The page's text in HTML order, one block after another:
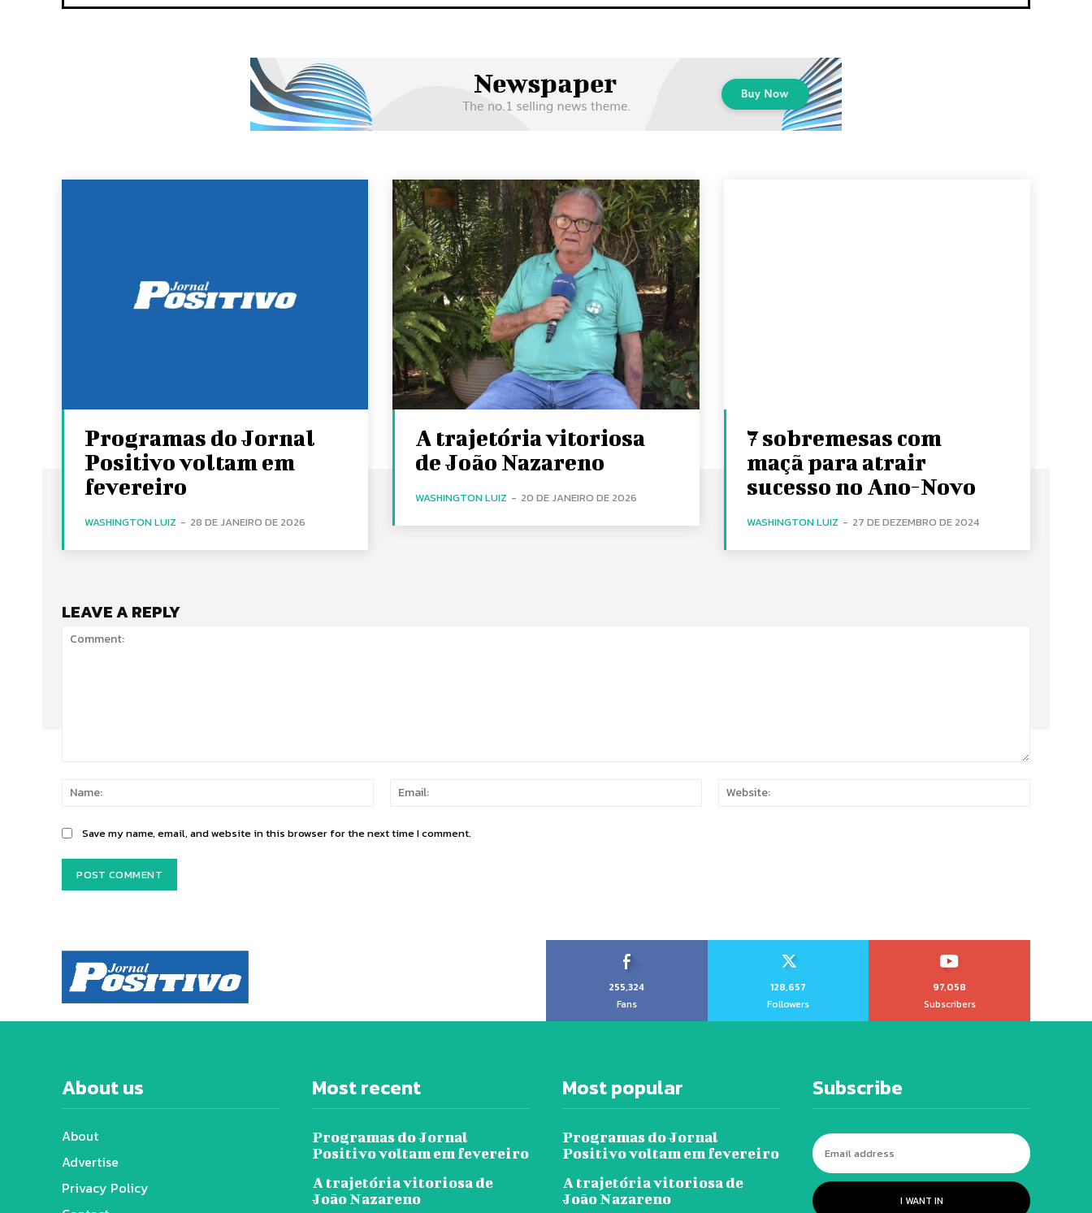
Programas do Jornal
Positivo voltam em
fevereiro
WASHINGTON LUIZ - 28 DE JANEIRO DE 2026
A trajetória vitoriosa
de João Nazareno
WASHINGTON LUIZ - 20 DE JANEIRO DE 2026
7 sobremesas com
maçã para atrair
sucesso no Ano-Novo
WASHINGTON LUIZ - 27 DE DEZEMBRO DE 2024
LEAVE A REPLY
Name:
Email:
Save my name, email, and website in this browser for the next time I comment.
255,324
Fans
128,657
Followers
97,058
Subscribers
About us
About
Advertise
Privacy Policy
Most recent
Programas do Jornal
Positivo voltam em fevereiro
A trajetória vitoriosa de
João Nazareno
Most popular
Programas do Jornal
Positivo voltam em fevereiro
A trajetória vitoriosa de
João Nazareno
Subscribe
I WANT IN